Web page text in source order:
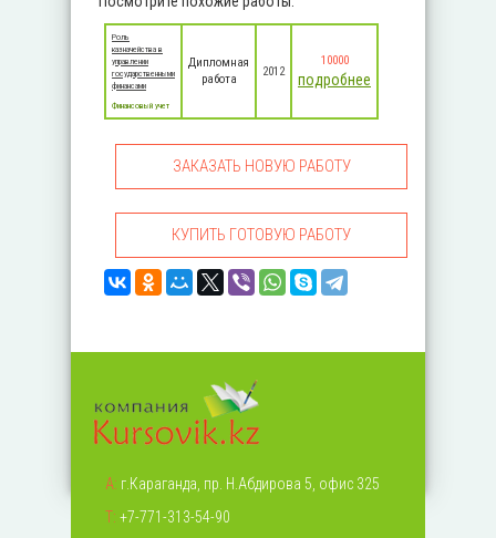
Роль
казначейства в
управлении
государственными
финансами
Финансовый учет
Дипломная
работа
2012
10000
подробнее
ЗАКАЗАТЬ НОВУЮ РАБОТУ
КУПИТЬ ГОТОВУЮ РАБОТУ
А: г.Караганда, пр. Н.Абдирова 5, офис 325
Т: +7-771-313-54-90